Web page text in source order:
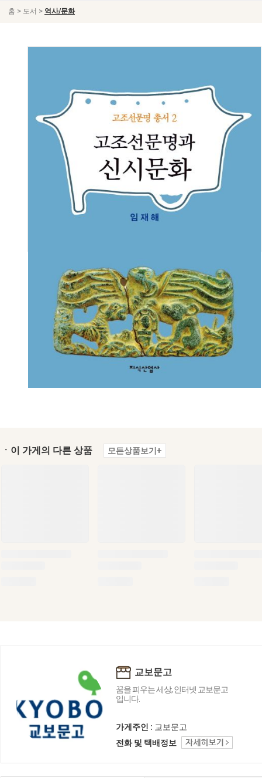
홈 > 도서 > 역사/문화
ㆍ이 가게의 다른 상품 모든상품보기+
교보문고
꿈을 피우는 세상, 인터넷 교보문고
입니다.
가게주인 : 교보문고
전화 및 택배정보